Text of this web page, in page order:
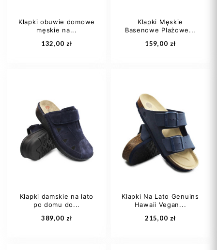
Dodaj do koszyka Dodaj do koszyka
Klapki obuwie domowe
męskie na...
132,00 zł
42 43
45
46 +1
Dodaj do koszyka
Klapki Męskie
Basenowe Plażowe...
159,00 zł
41
Dodaj do koszyka
Klapki damskie na lato
po domu do...
389,00 zł
Klapki Na Lato Genuins
Hawaii Vegan...
215,00 zł